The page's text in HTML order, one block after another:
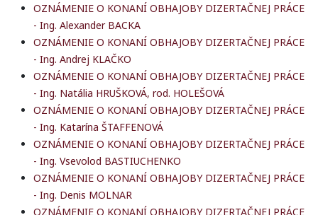
OZNÁMENIE O KONANÍ OBHAJOBY DIZERTAČNEJ PRÁCE
- Ing. Alexander BACKA
OZNÁMENIE O KONANÍ OBHAJOBY DIZERTAČNEJ PRÁCE
- Ing. Andrej KLAČKO
OZNÁMENIE O KONANÍ OBHAJOBY DIZERTAČNEJ PRÁCE
- Ing. Natália HRUŠKOVÁ, rod. HOLEŠOVÁ
OZNÁMENIE O KONANÍ OBHAJOBY DIZERTAČNEJ PRÁCE
- Ing. Katarína ŠTAFFENOVÁ
OZNÁMENIE O KONANÍ OBHAJOBY DIZERTAČNEJ PRÁCE
- Ing. Vsevolod BASTIUCHENKO
OZNÁMENIE O KONANÍ OBHAJOBY DIZERTAČNEJ PRÁCE
- Ing. Denis MOLNAR
OZNÁMENIE O KONANÍ OBHAJOBY DIZERTAČNEJ PRÁCE